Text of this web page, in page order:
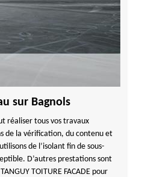
sur Bagnols
réaliser tous vos travaux
de la vérification, du contenu et
de l’isolant fin de sous-
D’autres prestations sont
TOITURE FACADE pour